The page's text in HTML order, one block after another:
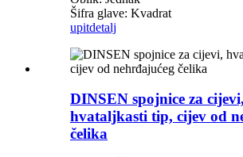
Šifra glave: Kvadrat
upitdetalj
DINSEN spojnice za cijevi,
hvataljkasti tip, cijev od
čelika